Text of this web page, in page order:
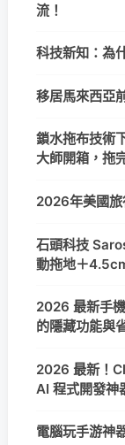
流！
科技新知：為
移居馬來西亞
鎖水拖布技術
大師開箱，拖
2026年美國旅
石頭科技
動拖地＋
2026 最新手
的隱藏功能與
2026 最新！
AI 程式開發神
電腦玩手游神